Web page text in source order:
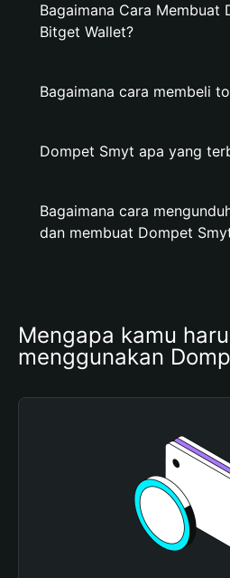
Bagaimana Cara Membuat
Bitget Wallet?
Bagaimana cara membeli
Dompet Smyt apa yang
Bagaimana cara
dan membuat Dompet
Mengapa kamu
menggunakan